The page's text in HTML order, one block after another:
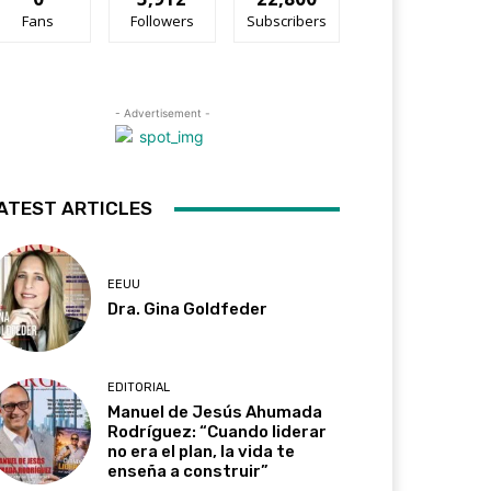
Fans Followers Subscribers
- Advertisement -
ARTICLES
EEUU
Dra. Gina Goldfeder
EDITORIAL
Manuel de Jesús Ahumada
Rodríguez: “Cuando liderar
no era el plan, la vida te
enseña a construir”